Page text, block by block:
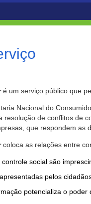
é um serviço público que
Nacional do
resolução de conflitos de
que respondem as
coloca as relações entre
social são
pelos
potencializa o